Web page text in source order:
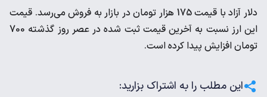
دلار آزاد با قیمت 175 هزار تومان در بازار به فروش می‌رسد. قیمت
این ارز نسبت به آخرین قیمت ثبت شده در عصر روز گذشته 700
تومان افزایش پیدا کرده است.
این مطلب را به اشتراک بزارید: